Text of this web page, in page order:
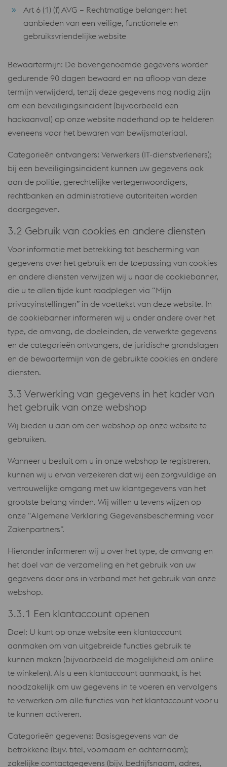
Art 6 (1) (f) AVG – Rechtmatige belangen: het
aanbieden van een veilige, functionele en
gebruiksvriendelijke website
Bewaartermijn: De bovengenoemde gegevens worden
gedurende 90 dagen bewaard en na afloop van deze
termijn verwijderd, tenzij deze gegevens nog nodig zijn
om een ​​beveiligingsincident (bijvoorbeeld een
hackaanval) op onze website naderhand op te helderen
eveneens voor het bewaren van bewijsmateriaal.
Categorieën ontvangers: Verwerkers (IT-dienstverleners);
bij een beveiligingsincident kunnen uw gegevens ook
aan de politie, gerechtelijke vertegenwoordigers,
rechtbanken en administratieve autoriteiten worden
doorgegeven.
3.2 Gebruik van cookies en andere diensten
Voor informatie met betrekking tot bescherming van
gegevens over het gebruik en de toepassing van cookies
en andere diensten verwijzen wij u naar de cookiebanner,
die u te allen tijde kunt raadplegen via “Mijn
privacyinstellingen” in de voettekst van deze website. In
de cookiebanner informeren wij u onder andere over het
type, de omvang, de doeleinden, de verwerkte gegevens
en de categorieën ontvangers, de juridische grondslagen
en de bewaartermijn van de gebruikte cookies en andere
diensten.
3.3 Verwerking van gegevens in het kader van
het gebruik van onze webshop
Wij bieden u aan om een webshop op onze website te
gebruiken.
Wanneer u besluit om u in onze webshop te registreren,
kunnen wij u ervan verzekeren dat wij een zorgvuldige en
vertrouwelijke omgang met uw klantgegevens van het
grootste belang vinden. Wij willen u tevens wijzen op
onze “Algemene Verklaring Gegevensbescherming voor
Zakenpartners”.
Hieronder informeren wij u over het type, de omvang en
het doel van de verzameling en het gebruik van uw
gegevens door ons in verband met het gebruik van onze
webshop.
3.3.1 Een klantaccount openen
Doel: U kunt op onze website een klantaccount
aanmaken om van uitgebreide functies gebruik te
kunnen maken (bijvoorbeeld de mogelijkheid om online
te winkelen). Als u een klantaccount aanmaakt, is het
noodzakelijk om uw gegevens in te voeren en vervolgens
te verwerken om alle functies van het klantaccount voor u
te kunnen activeren.
Categorieën gegevens: Basisgegevens van de
betrokkene (bijv. titel, voornaam en achternaam);
zakelijke contactgegevens (bijv. bedrijfsnaam, adres,